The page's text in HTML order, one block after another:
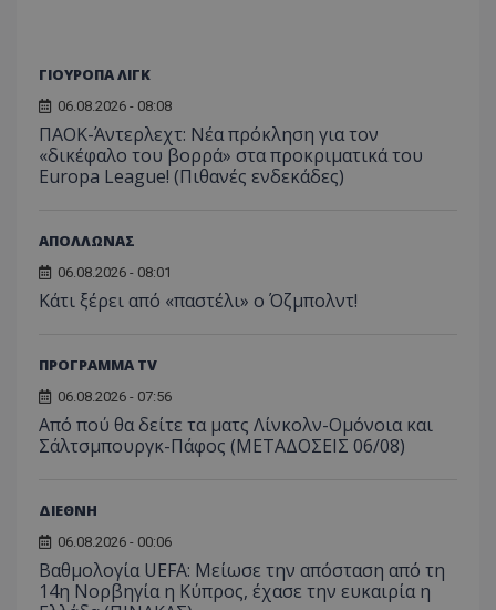
ΓΙΟΥΡΟΠΑ ΛΙΓΚ
06.08.2026 - 08:08
ΠΑΟΚ-Άντερλεχτ: Νέα πρόκληση για τον
«δικέφαλο του βορρά» στα προκριματικά του
Europa League! (Πιθανές ενδεκάδες)
ΑΠΟΛΛΩΝΑΣ
06.08.2026 - 08:01
Κάτι ξέρει από «παστέλι» ο Όζμπολντ!
ΠΡΟΓΡΑΜΜΑ TV
06.08.2026 - 07:56
Από πού θα δείτε τα ματς Λίνκολν-Ομόνοια και
Σάλτσμπουργκ-Πάφος (ΜΕΤΑΔΟΣΕΙΣ 06/08)
ΔΙΕΘΝΗ
06.08.2026 - 00:06
Βαθμολογία UEFA: Μείωσε την απόσταση από τη
14η Νορβηγία η Κύπρος, έχασε την ευκαιρία η